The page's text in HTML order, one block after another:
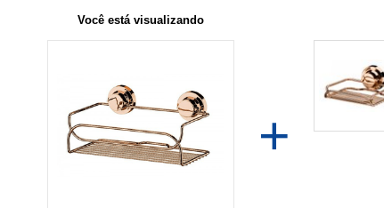
Você está visualizando
+